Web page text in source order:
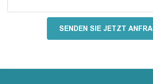
SENDEN SIE JETZT